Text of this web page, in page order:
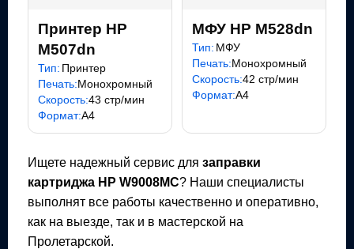
Принтер HP
M507dn
Тип: Принтер
Печать:Монохромный
Скорость:43 стр/мин
Формат:A4
МФУ HP M528dn
Тип: МФУ
Печать:Монохромный
Скорость:42 стр/мин
Формат:A4
Ищете надежный сервис для заправки
картриджа HP W9008MC? Наши специалисты
выполнят все работы качественно и оперативно,
как на выезде, так и в мастерской на
Пролетарской.